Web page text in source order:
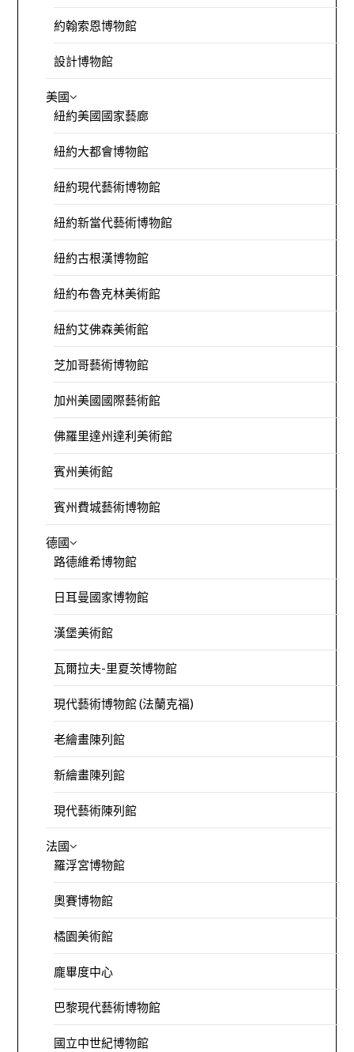
約翰索恩博物館
設計博物館
美國
紐約美國國家藝廊
紐約大都會博物館
紐約現代藝術博物館
紐約新當代藝術博物館
紐約古根漢博物館
紐約布魯克林美術館
紐約艾佛森美術館
芝加哥藝術博物館
加州美國國際藝術館
佛羅里達州達利美術館
賓州美術館
賓州費城藝術博物館
德國
路德維希博物館
日耳曼國家博物館
漢堡美術館
瓦爾拉夫-里夏茨博物館
現代藝術博物館 (法蘭克福)
老繪畫陳列館
新繪畫陳列館
現代藝術陳列館
法國
羅浮宮博物館
奧賽博物館
橘園美術館
龐畢度中心
巴黎現代藝術博物館
國立中世紀博物館